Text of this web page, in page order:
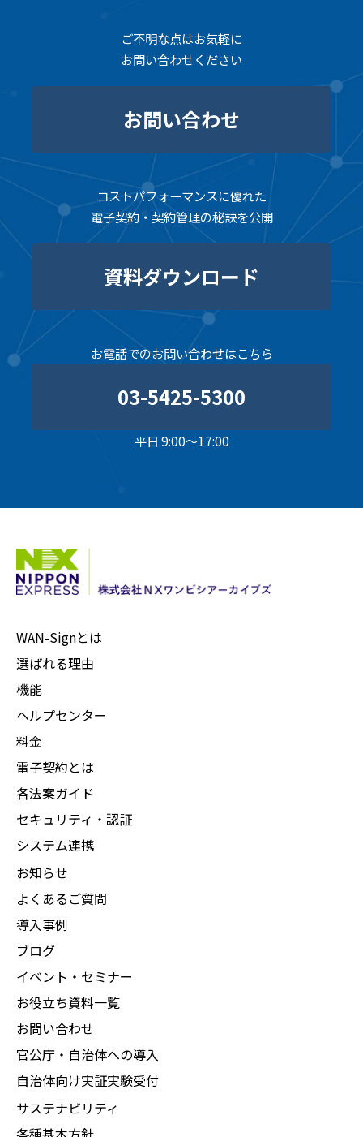
ご不明な点はお気軽に
お問い合わせください
お問い合わせ
コストパフォーマンスに優れた
電子契約・契約管理の秘訣を公開
資料ダウンロード
お電話でのお問い合わせはこちら
03-5425-5300
平日 9:00～17:00
WAN-Signとは
選ばれる理由
機能
ヘルプセンター
料金
電子契約とは
各法案ガイド
セキュリティ・認証
システム連携
お知らせ
よくあるご質問
導入事例
ブログ
イベント・セミナー
お役立ち資料一覧
お問い合わせ
官公庁・自治体への導入
自治体向け実証実験受付
サステナビリティ